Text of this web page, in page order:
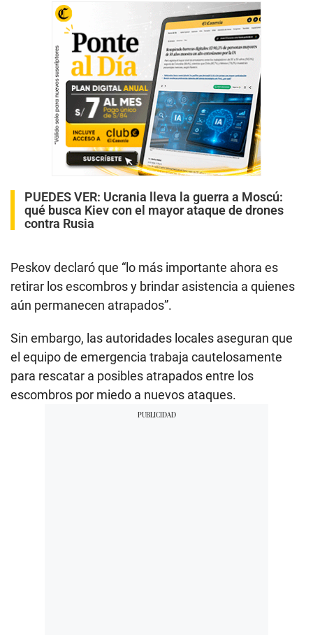
PUEDES VER: Ucrania lleva la guerra a Moscú:
qué busca Kiev con el mayor ataque de drones
contra Rusia
Peskov declaró que “lo más importante ahora es
retirar los escombros y brindar asistencia a quienes
aún permanecen atrapados”.
Sin embargo, las autoridades locales aseguran que
el equipo de emergencia trabaja cautelosamente
para rescatar a posibles atrapados entre los
escombros por miedo a nuevos ataques.